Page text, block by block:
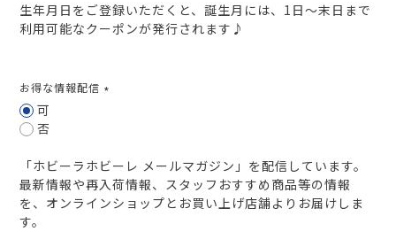
生年月日をご登録いただくと、誕生月には、1日～末日まで
利用可能なクーポンが発行されます♪
お得な情報配信
可
否
「ホビーラホビーレ メールマガジン」を配信しています。
最新情報や再入荷情報、スタッフおすすめ商品等の情報
を、オンラインショップとお買い上げ店舗よりお届けしま
す。